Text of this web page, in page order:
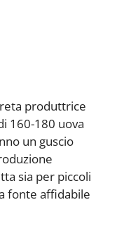
produttrice
160-180 uova
un guscio
sia per piccoli
fonte affidabile